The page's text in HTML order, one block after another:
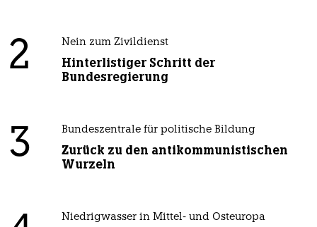
2 Nein zum Zivildienst
Hinterlistiger Schritt der
Bundesregierung
3 Bundeszentrale für politische Bildung
Zurück zu den antikommunistischen
Wurzeln
Niedrigwasser in Mittel- und Osteuropa